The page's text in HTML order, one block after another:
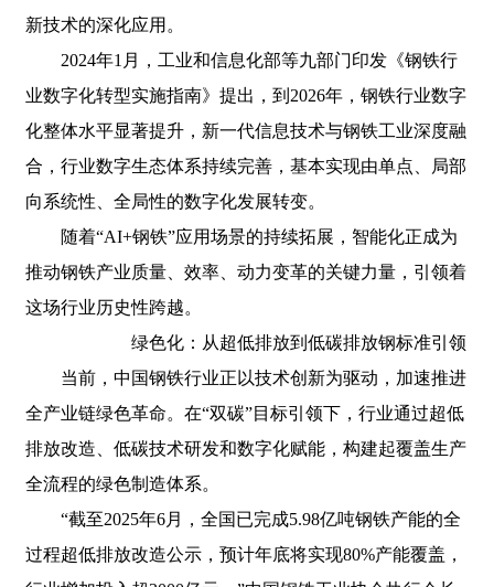
新技术的深化应用。
2024年1月，工业和信息化部等九部门印发《钢铁行
业数字化转型实施指南》提出，到2026年，钢铁行业数字
化整体水平显著提升，新一代信息技术与钢铁工业深度融
合，行业数字生态体系持续完善，基本实现由单点、局部
向系统性、全局性的数字化发展转变。
随着“AI+钢铁”应用场景的持续拓展，智能化正成为
推动钢铁产业质量、效率、动力变革的关键力量，引领着
这场行业历史性跨越。
绿色化：从超低排放到低碳排放钢标准引领
当前，中国钢铁行业正以技术创新为驱动，加速推进
全产业链绿色革命。在“双碳”目标引领下，行业通过超低
排放改造、低碳技术研发和数字化赋能，构建起覆盖生产
全流程的绿色制造体系。
“截至2025年6月，全国已完成5.98亿吨钢铁产能的全
过程超低排放改造公示，预计年底将实现80%产能覆盖，